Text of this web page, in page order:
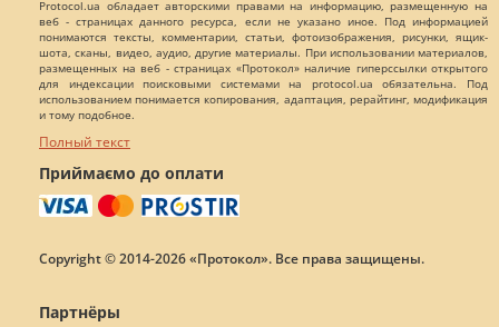
Protocol.ua обладает авторскими правами на информацию, размещенную на
веб - страницах данного ресурса, если не указано иное. Под информацией
понимаются тексты, комментарии, статьи, фотоизображения, рисунки, ящик-
шота, сканы, видео, аудио, другие материалы. При использовании материалов,
размещенных на веб - страницах «Протокол» наличие гиперссылки открытого
для индексации поисковыми системами на protocol.ua обязательна. Под
использованием понимается копирования, адаптация, рерайтинг, модификация
и тому подобное.
Полный текст
Приймаємо до оплати
Copyright © 2014-2026 «Протокол». Все права защищены.
Партнёры